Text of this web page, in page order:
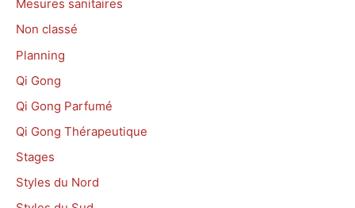
Mesures sanitaires
Non classé
Planning
Qi Gong
Qi Gong Parfumé
Qi Gong Thérapeutique
Stages
Styles du Nord